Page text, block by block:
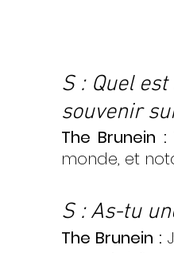
S : Quel
souvenir
The Brunein :
monde, et
S : As-tu
The Brunein :